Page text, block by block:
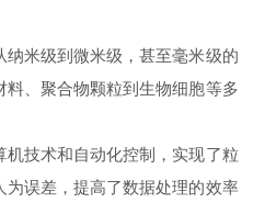
米级到微米级，甚至毫米级的
、聚合物颗粒到生物细胞等多
技术和自动化控制，实现了粒
为误差，提高了数据处理的效率